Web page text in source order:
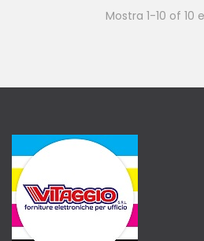
Mostra 1-10 of 10